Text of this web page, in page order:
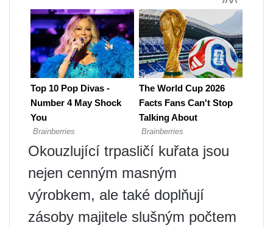
Okouzlující trpasličí kuřata jsou
nejen cenným masným
výrobkem, ale také doplňují
zásoby majitele slušným počtem